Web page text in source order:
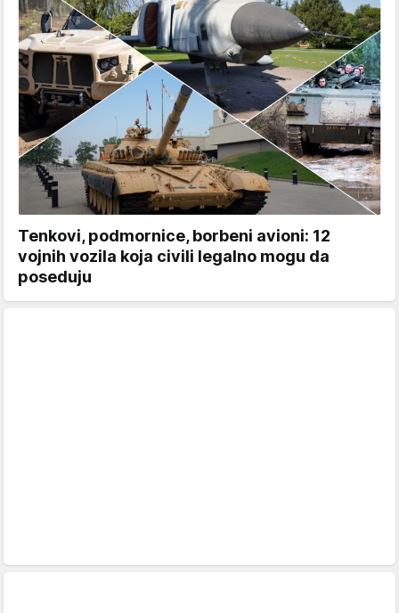
Tenkovi, podmornice, borbeni avioni: 12
vojnih vozila koja civili legalno mogu da
poseduju